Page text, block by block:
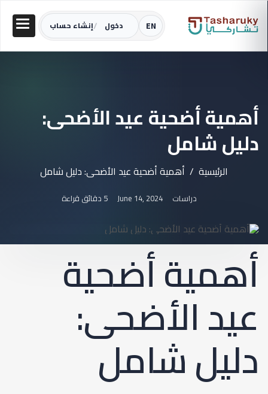
EN دخول /إنشاء حساب
أهمية أضحية عيد الأضحى:
دليل شامل
الرئيسية أهمية أضحية عيد الأضحى: دليل شامل
دراسات June 14, 2024 5 دقائق قراءة
أهمية أضحية
عيد الأضحى:
دليل شامل